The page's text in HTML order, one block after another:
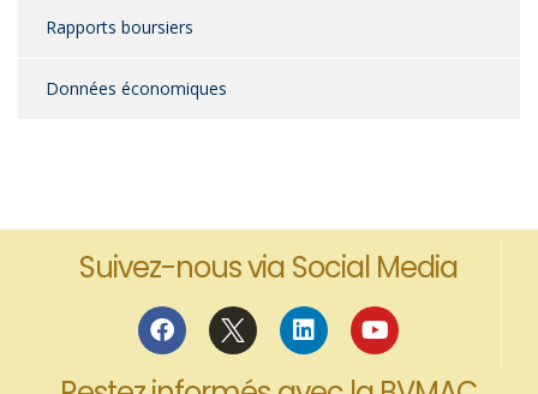
Rapports boursiers
Données économiques
Suivez-nous via Social Media